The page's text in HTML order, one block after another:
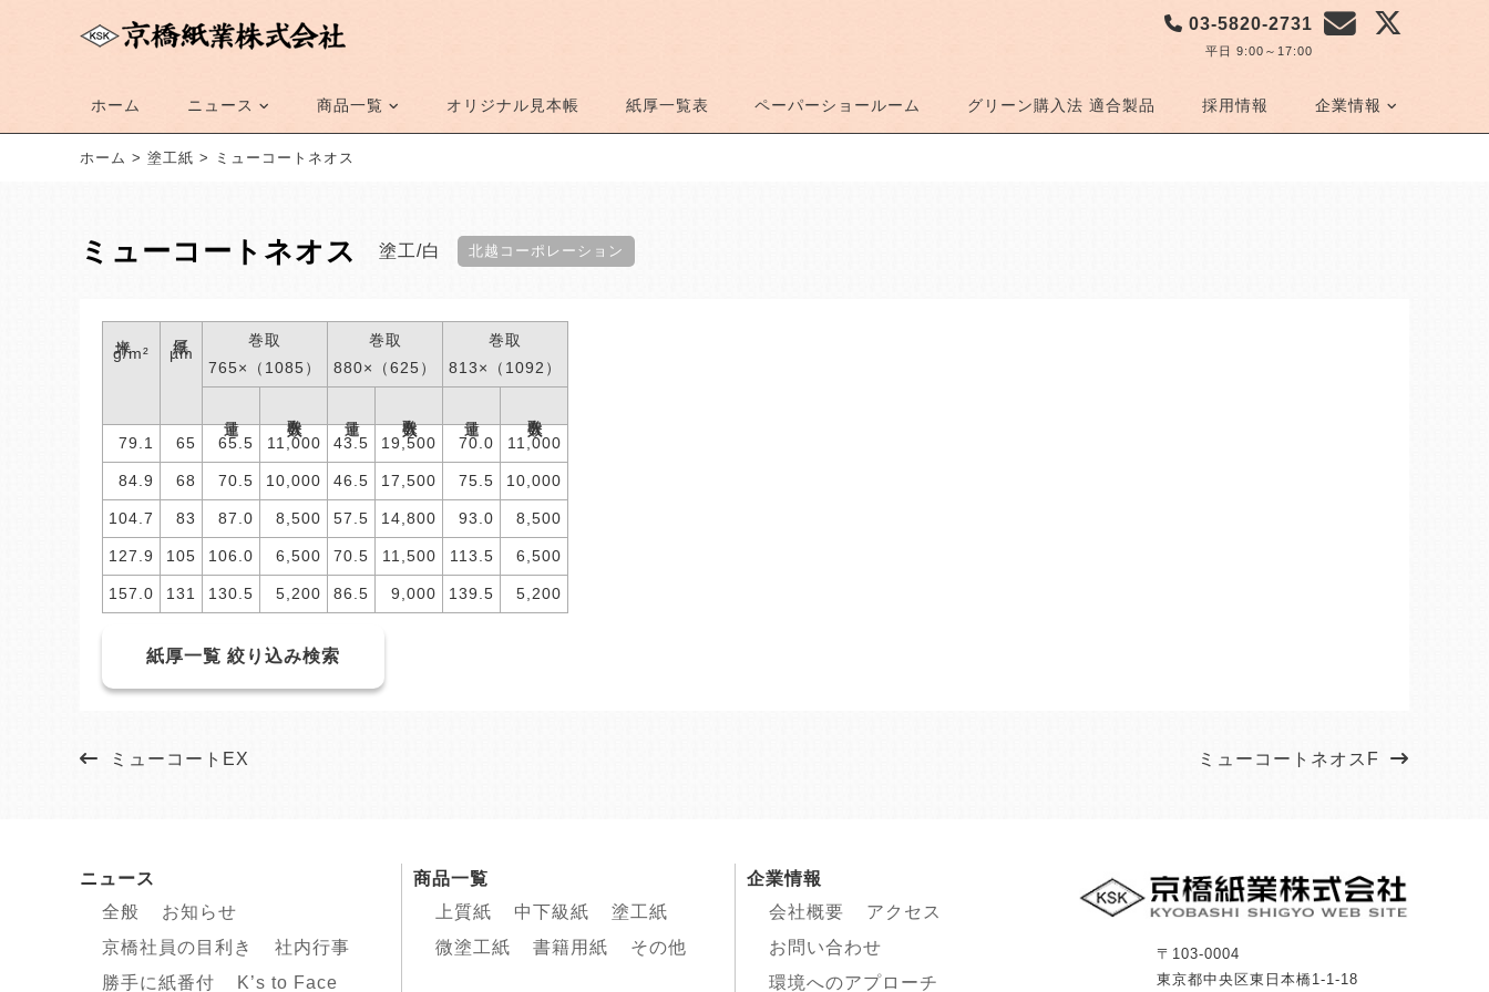
03-5820-2731
平日 9:00～17:00
ホーム ニュース 商品一覧 オリジナル見本帳 紙厚一覧表 ペーパーショールーム グリーン購入法 適合製品 採用情報 企業情報
ホーム > 塗工紙 > ミューコートネオス
ミューコートネオス 塗工 白 北越コーポレーション
g/m² µm
巻取
765×（1085）
巻取
880×（625）
巻取
813×（1092）
79.1 65 65.5 11,000 43.5 19,500 70.0 11,000
84.9 68 70.5 10,000 46.5 17,500 75.5 10,000
104.7 83 87.0 8,500 57.5 14,800 93.0 8,500
127.9 105 106.0 6,500 70.5 11,500 113.5 6,500
157.0 131 130.5 5,200 86.5 9,000 139.5 5,200
紙厚一覧 絞り込み検索
ミューコートネオスF
ミューコートEX
ニュース
全般
お知らせ
京橋社員の目利き
社内行事
勝手に紙番付
K’s to Face
商品一覧
上質紙
中下級紙
塗工紙
微塗工紙
書籍用紙 その他
企業情報
会社概要
アクセス
お問い合わせ
環境へのアプローチ
〒103-0004
東京都中央区東日本橋1-1-18